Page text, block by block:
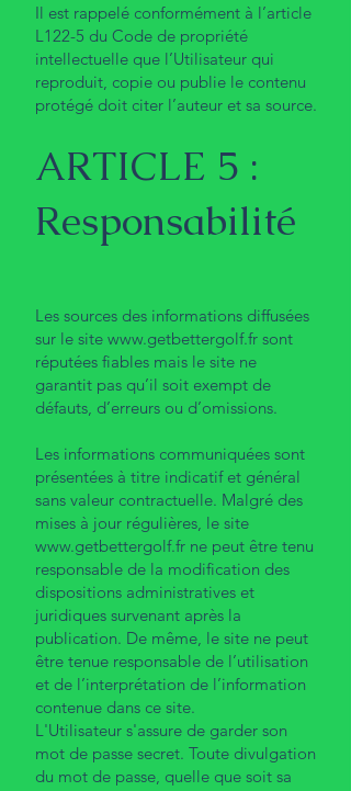
Il est rappelé conformément à l’article
L122-5 du Code de propriété
intellectuelle que l’Utilisateur qui
reproduit, copie ou publie le contenu
protégé doit citer l’auteur et sa source.
ARTICLE 5 :
Responsabilité
Les sources des informations diffusées
sur le site www.getbettergolf.fr sont
réputées fiables mais le site ne
garantit pas qu’il soit exempt de
défauts, d’erreurs ou d’omissions.
Les informations communiquées sont
présentées à titre indicatif et général
sans valeur contractuelle. Malgré des
mises à jour régulières, le site
www.getbettergolf.fr ne peut être tenu
responsable de la modification des
dispositions administratives et
juridiques survenant après la
publication. De même, le site ne peut
être tenue responsable de l’utilisation
et de l’interprétation de l’information
contenue dans ce site.
L'Utilisateur s'assure de garder son
mot de passe secret. Toute divulgation
du mot de passe, quelle que soit sa